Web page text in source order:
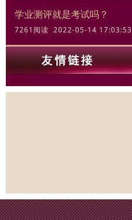
学业测评就是考试吗？
7261阅读 2022-05-14 17:03:53